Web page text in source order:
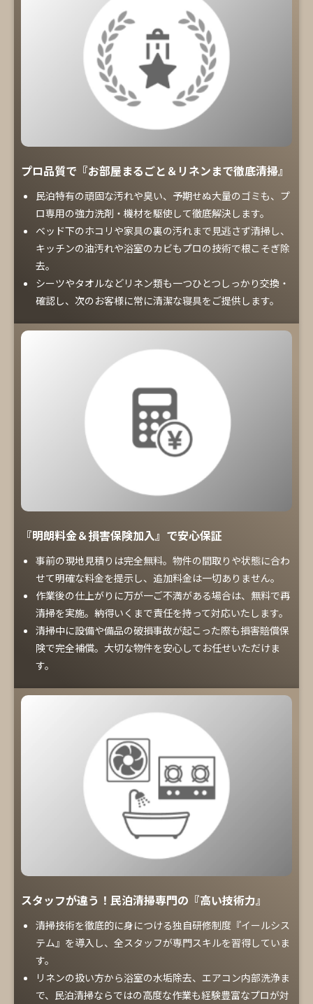
プロ品質で『お部屋まるごと＆リネンまで徹底清掃』
民泊特有の頑固な汚れや臭い、予期せぬ大量のゴミも、プ
ロ専用の強力洗剤・機材を駆使して徹底解決します。
ベッド下のホコリや家具の裏の汚れまで見逃さず清掃し、
キッチンの油汚れや浴室のカビもプロの技術で根こそぎ除
去。
シーツやタオルなどリネン類も一つひとつしっかり交換・
確認し、次のお客様に常に清潔な寝具をご提供します。
『明朗料金＆損害保険加入』で安心保証
事前の現地見積りは完全無料。物件の間取りや状態に合わ
せて明確な料金を提示し、追加料金は一切ありません。
作業後の仕上がりに万が一ご不満がある場合は、無料で再
清掃を実施。納得いくまで責任を持って対応いたします。
清掃中に設備や備品の破損事故が起こった際も損害賠償保
険で完全補償。大切な物件を安心してお任せいただけま
す。
スタッフが違う！民泊清掃専門の『高い技術力』
清掃技術を徹底的に身につける独自研修制度『イールシス
テム』を導入し、全スタッフが専門スキルを習得していま
す。
リネンの扱い方から浴室の水垢除去、エアコン内部洗浄ま
で、民泊清掃ならではの高度な作業も経験豊富なプロが対